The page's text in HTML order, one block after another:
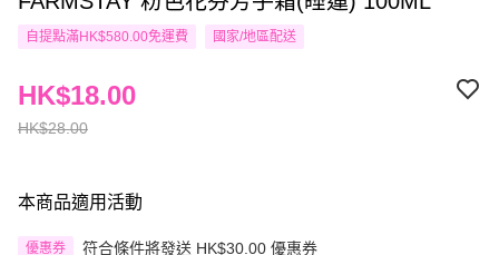
自提點滿HK$580.00免運費 國家/地區配送
HK$28.00
HK$18.00
本商品適用活動
優惠券 符合條件將發送 HK$30.00 優惠券